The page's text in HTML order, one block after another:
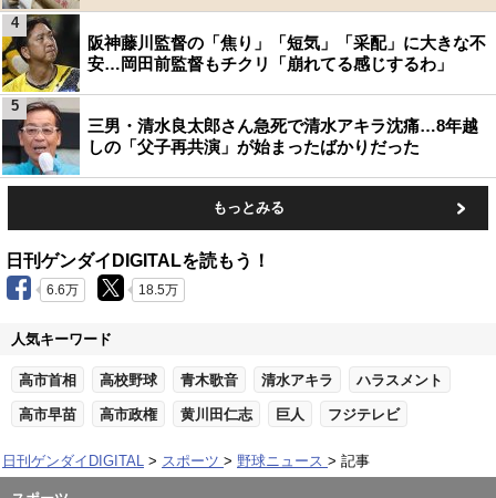
阪神藤川監督の「焦り」「短気」「采配」に大きな不
安…岡田前監督もチクリ「崩れてる感じするわ」
4
三男・清水良太郎さん急死で清水アキラ沈痛…8年越
しの「父子再共演」が始まったばかりだった
5
もっとみる
日刊ゲンダイDIGITALを読もう！
6.6万 18.5万
人気キーワード
高市首相 高校野球 青木歌音 清水アキラ ハラスメント
高市早苗 高市政権 黄川田仁志 巨人 フジテレビ
日刊ゲンダイDIGITAL スポーツ 野球ニュース 記事